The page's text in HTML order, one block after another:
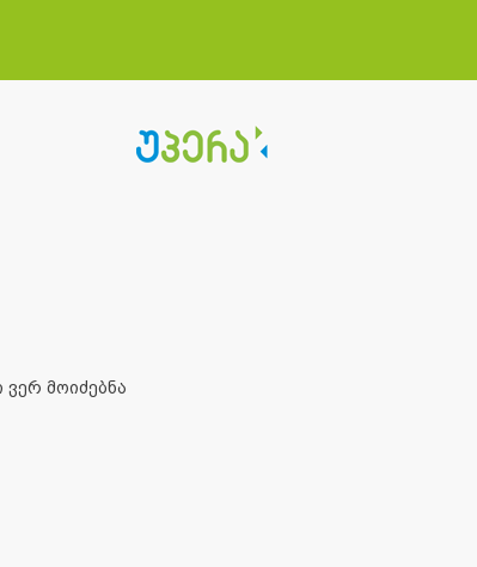
ვერ მოიძებნა